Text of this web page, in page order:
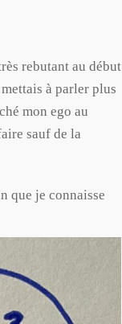
rebutant au début
à parler plus
mon ego au
sauf de la
que je connaisse